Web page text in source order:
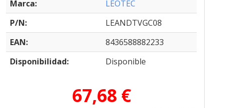
Marca:
LEOTEC
P/N:
LEANDTVGC08
EAN:
8436588882233
Disponibilidad:
Disponible
67,68 €